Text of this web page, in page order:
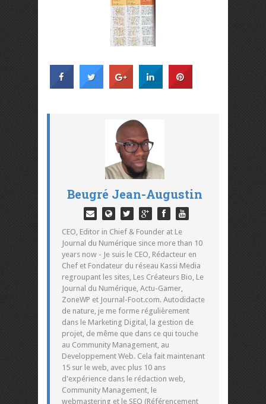
Beugré Jean-Augustin
CEO, Editor in Chief & Founder at Le
Journal du Numérique since more than 10
years now - Je suis le CEO, Rédacteur en
Chef et Fondateur du réseau Kassi Media
regroupant les sites, Les Créateurs Bio, Le
Journal du Numérique, Actu-Gamer,
ZoneWP et Journal-Foot.com. Autodidacte
de nature, je me forme régulièrement
dans le Marketing Digital, la gestion de
projet, de même que dans ce qui touche
au Community Management, au
Developpement Web. Cela fait maintenant
15 sur le web, avec plus 10 ans
d'expérience dans le rédaction web,
Community Management, le
webmastering et le SEO (Référencement